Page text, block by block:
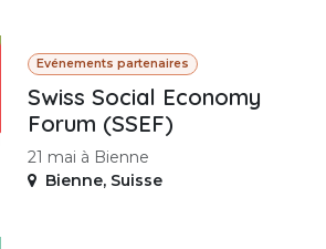
Evénements partenaires
Swiss Social Economy
Forum (SSEF)
21 mai à Bienne
Bienne, Suisse